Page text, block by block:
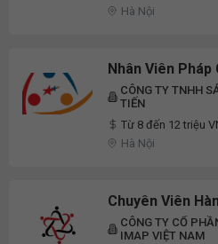
Hà Nội
Nhân Viên Pháp
CÔNG TY TNHH
TIẾN
Từ 8 đến 12 triệu
Hà Nội
Chuyên Viên
CÔNG TY CỔ
IMAP VIỆT NAM